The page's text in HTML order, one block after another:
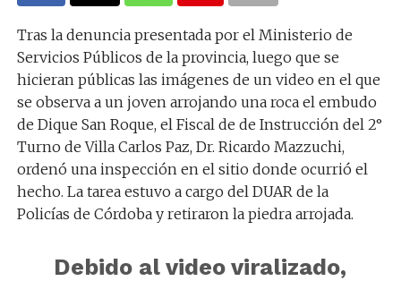
Tras la denuncia presentada por el Ministerio de
Servicios Públicos de la provincia, luego que se
hicieran públicas las imágenes de un video en el que
se observa a un joven arrojando una roca el embudo
de Dique San Roque, el Fiscal de de Instrucción del 2°
Turno de Villa Carlos Paz, Dr. Ricardo Mazzuchi,
ordenó una inspección en el sitio donde ocurrió el
hecho. La tarea estuvo a cargo del DUAR de la
Policías de Córdoba y retiraron la piedra arrojada.
Debido al video viralizado,